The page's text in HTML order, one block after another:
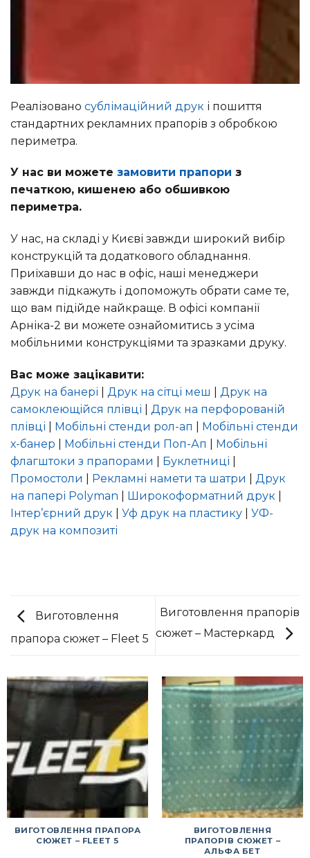
Реалізовано сублімаційний друк і пошиття
стандартних рекламних прапорів з обробкою
периметра.
У нас ви можете замовити прапори з
печаткою, кишенею або обшивкою
периметра.
У нас, на складі у Києві завжди широкий вибір
конструкцій та додаткового обладнання.
Приїхавши до нас в офіс, наші менеджери
завжди підкажуть і допоможуть обрати саме те,
що вам підійде найкраще. В офісі компанії
Арніка-2 ви можете ознайомитись з усіма
мобільними конструкціями та зразками друку.
Вас може зацікавити:
Друк на банері
Друк на сітці меш
Друк на
самоклеющійся плівці
Друк на перфорованій
плівці
Мобільні стенди рол-ап
Мобільні стенди
х-банер
Мобільні стенди Поп-Ап
Мобільні
флагштоки з прапорами
Буклетниці
Промостоли
Рекламні намети та шатри
Друк
на папері Polyman
Широкоформатний друк
Інтер’єрний друк
Уф друк на пластику
УФ-
друк на композиті
Виготовлення
прапора сюжет – Fleet 5
Виготовлення прапорів
сюжет – Мастеркард
ВИГОТОВЛЕННЯ ПРАПОРА
СЮЖЕТ – FLEET 5
ВИГОТОВЛЕННЯ
ПРАПОРІВ СЮЖЕТ –
АЛЬФА БЕТ